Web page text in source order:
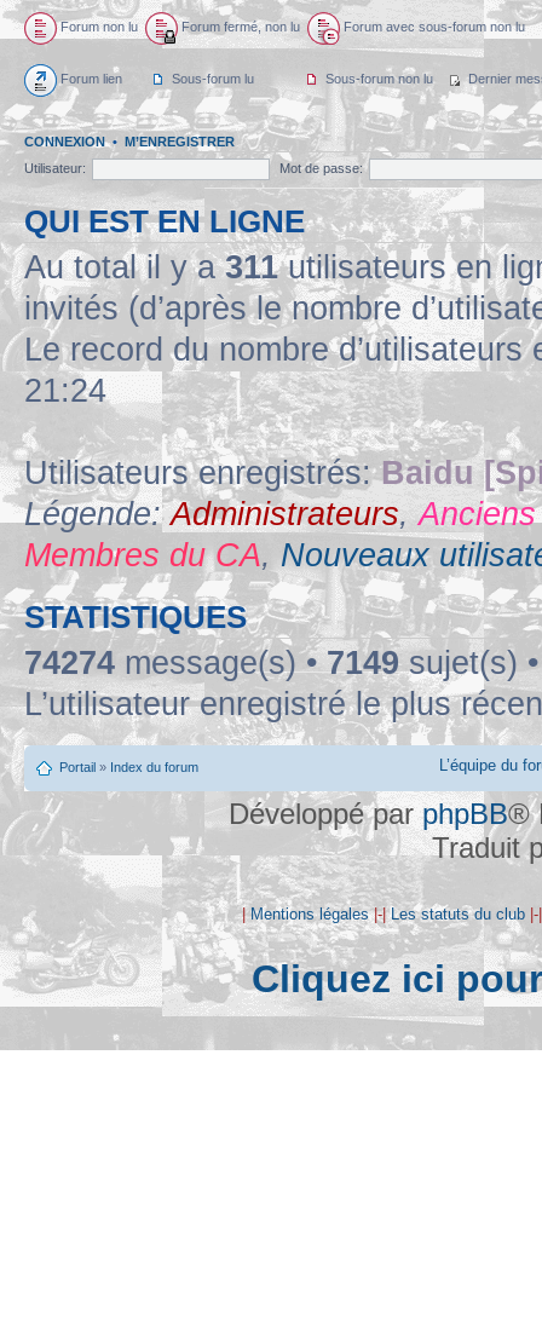
Forum non lu Forum fermé, non lu Forum avec sous-forum non lu
Forum lien Sous-forum lu Sous-forum non lu Dernier
CONNEXION• M’ENREGISTRER
Utilisateur:
Mot de passe:
QUI EST EN LIGNE
Au total il y a311utilisateurs en
invités (d’après le nombre
Le record du nombre
21:24
Utilisateurs enregistrés:Baidu
Légende:Administrateurs,
Membres du CA, Nouveaux
STATISTIQUES
74274 message(s) • 7149sujet(s)
L’utilisateur enregistré le plus
Portail » Index du forum L’équipe du
Développé par phpBB®
Traduit
|Mentions légales|-|Les statuts du club
Cliquez ici